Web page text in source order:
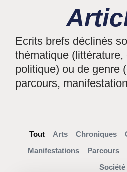
Ecrits brefs déclinés
thématique
politique) ou de genre
parcours,
Arts Chroniques
Manifestations
Parcours
Société
Tout